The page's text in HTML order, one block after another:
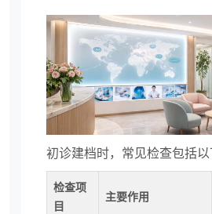
初诊建档时，常见检查包括以
检查项
目
主要作用